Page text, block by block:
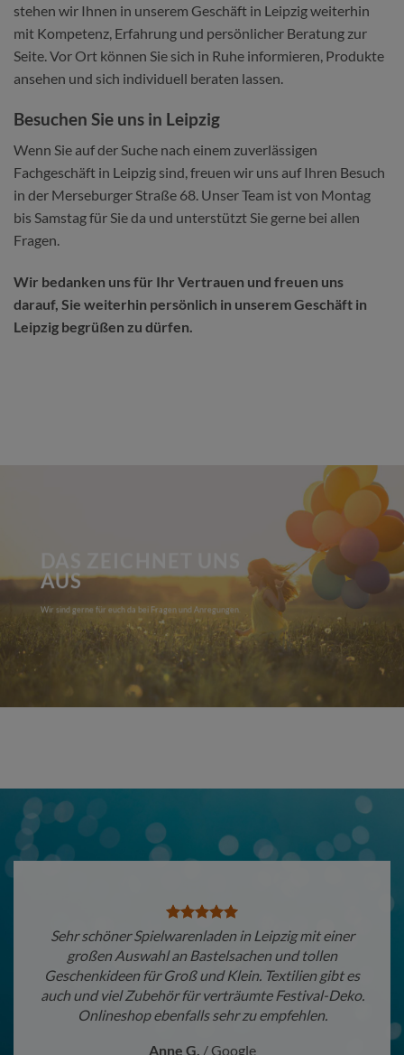
stehen wir Ihnen in unserem Geschäft in Leipzig weiterhin
mit Kompetenz, Erfahrung und persönlicher Beratung zur
Seite. Vor Ort können Sie sich in Ruhe informieren, Produkte
ansehen und sich individuell beraten lassen.
Besuchen Sie uns in Leipzig
Wenn Sie auf der Suche nach einem zuverlässigen
Fachgeschäft in Leipzig sind, freuen wir uns auf Ihren Besuch
in der Merseburger Straße 68. Unser Team ist von Montag
bis Samstag für Sie da und unterstützt Sie gerne bei allen
Fragen.
Wir bedanken uns für Ihr Vertrauen und freuen uns
darauf, Sie weiterhin persönlich in unserem Geschäft in
Leipzig begrüßen zu dürfen.
AUS
Wir sind gerne für euch da bei Fragen und Anregungen.
Sehr schöner Spielwarenladen in Leipzig mit einer
großen Auswahl an Bastelsachen und tollen
Geschenkideen für Groß und Klein. Textilien gibt es
auch und viel Zubehör für verträumte Festival-Deko.
Onlineshop ebenfalls sehr zu empfehlen.
Anne G. / Google